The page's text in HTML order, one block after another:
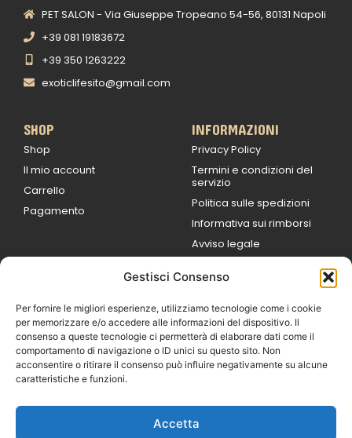
Gestisci Consenso
Per fornire le migliori esperienze, utilizziamo tecnologie come i cookie
per memorizzare e/o accedere alle informazioni del dispositivo. Il
consenso a queste tecnologie ci permetterà di elaborare dati come il
comportamento di navigazione o ID unici su questo sito. Non
acconsentire o ritirare il consenso può influire negativamente su alcune
caratteristiche e funzioni.
Accetta
PET SALON - Via Giuseppe Tropeano 54-56, 80131 Napoli
+39 081 19183672
+39 350 1263222
exoticlifesito@gmail.com
SHOP
Shop
Il mio account
Carrello
Pagamento
INFORMAZIONI
Privacy Policy
Termini e condizioni del
servizio
Politica sulle spedizioni
Informativa sui rimborsi
Avviso legale
9:00
Sabato 09:00 /
14:00
16:30 / 20:00
Domenica